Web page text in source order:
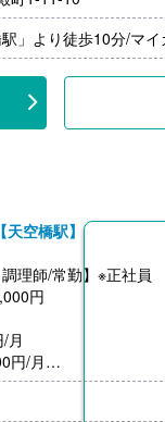
」より徒歩10分/マ
天空橋駅】
理師/常勤】※正社員
円
月
円/月
による